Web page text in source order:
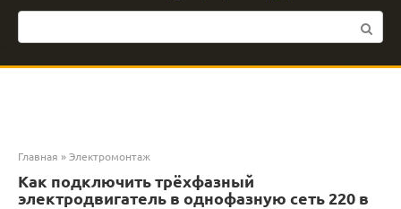
Поиск:
Главная »Электромонтаж
Как подключить трёхфазный
электродвигатель в однофазную сеть 220 в